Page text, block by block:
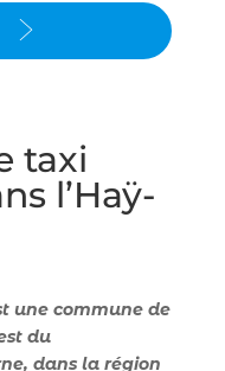
taxi
l’Haÿ-
une commune de
du
dans la région